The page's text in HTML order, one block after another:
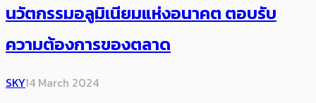
นวัตกรรมอลูมิเนียมแห่งอนาคต ตอบรับ
ความต้องการของตลาด
SKY14 March 2024